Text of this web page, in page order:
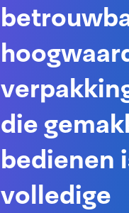
die
bedienen
volledige